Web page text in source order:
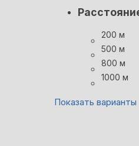
200 м
500 м
800 м
1000 м
Показать варианты